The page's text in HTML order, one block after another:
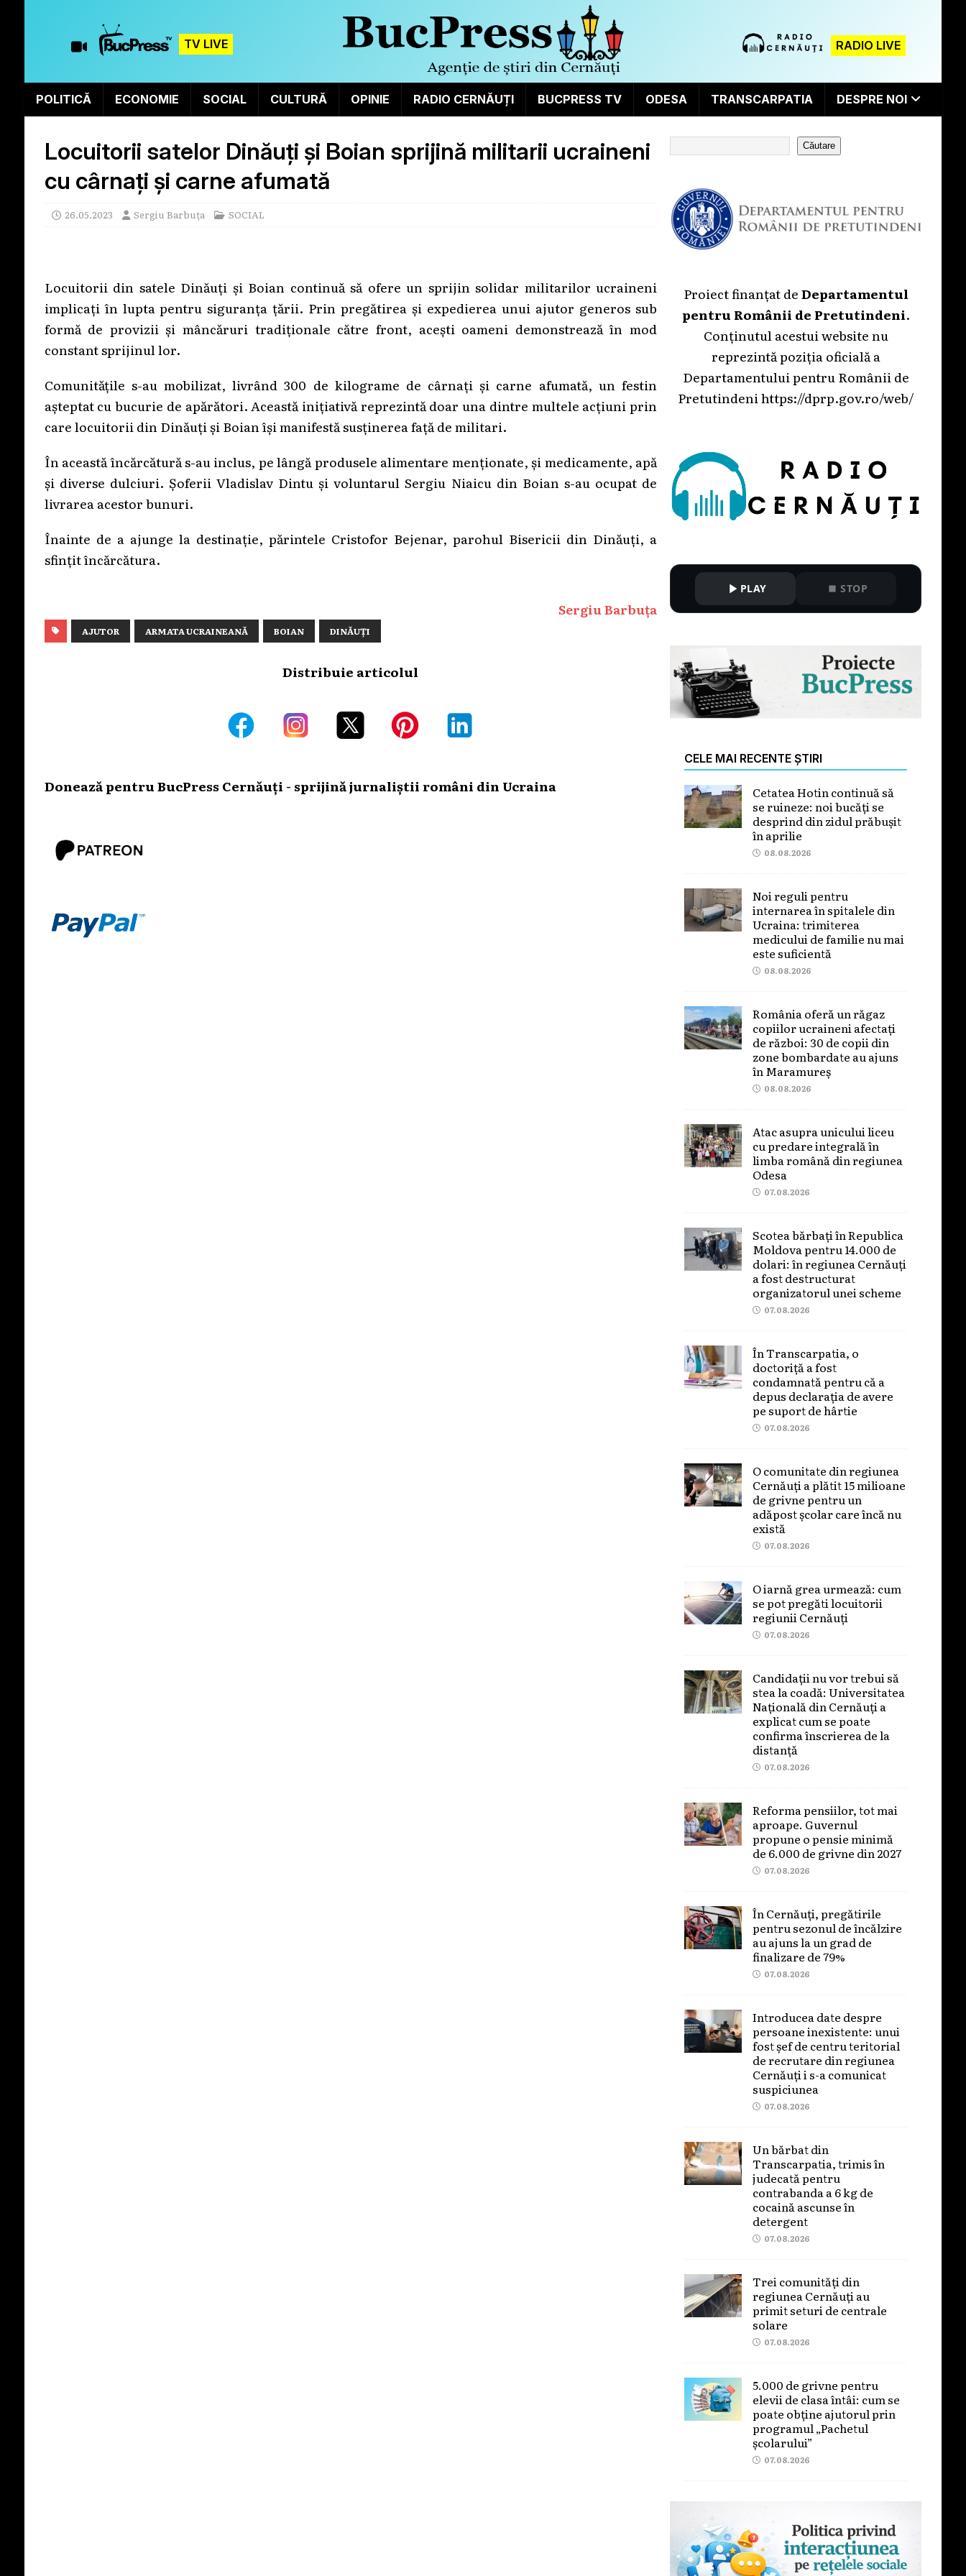
TV LIVE RADIO LIVE
POLITICĂ ECONOMIE SOCIAL CULTURĂ OPINIE RADIO CERNĂUȚI BUCPRESS TV ODESA TRANSCARPATIA DESPRE NOI
Locuitorii satelor Dinăuți și Boian sprijină militarii ucraineni
cu cârnați și carne afumată
26.05.2023 Sergiu Barbuța SOCIAL
Locuitorii din satele Dinăuți și Boian continuă să ofere un sprijin solidar militarilor ucraineni
implicați în lupta pentru siguranța țării. Prin pregătirea și expedierea unui ajutor generos sub
formă de provizii și mâncăruri tradiționale către front, acești oameni demonstrează în mod
constant sprijinul lor.
Comunitățile s-au mobilizat, livrând 300 de kilograme de cârnați și carne afumată, un festin
așteptat cu bucurie de apărători. Această inițiativă reprezintă doar una dintre multele acțiuni prin
care locuitorii din Dinăuți și Boian își manifestă susținerea față de militari.
În această încărcătură s-au inclus, pe lângă produsele alimentare menționate, și medicamente, apă
și diverse dulciuri. Șoferii Vladislav Dintu și voluntarul Sergiu Niaicu din Boian s-au ocupat de
livrarea acestor bunuri.
Înainte de a ajunge la destinație, părintele Cristofor Bejenar, parohul Bisericii din Dinăuți, a
sfințit încărcătura.
Sergiu Barbuța
AJUTOR ARMATA UCRAINEANĂ BOIAN DINĂUȚI
Distribuie articolul
Donează pentru BucPress Cernăuți - sprijină jurnaliștii români din Ucraina
Căutare
Proiect finanțat deDepartamentul
pentru Românii de Pretutindeni.
Conținutul acestui website nu
reprezintă poziția oficială a
Departamentului pentru Românii de
Pretutindenihttps://dprp.gov.ro/web/
PLAY STOP
CELE MAI RECENTE ȘTIRI
Cetatea Hotin continuă să
se ruineze: noi bucăți se
desprind din zidul prăbușit
în aprilie
08.08.2026
Noi reguli pentru
internarea în spitalele din
Ucraina: trimiterea
medicului de familie nu mai
este suficientă
08.08.2026
România oferă un răgaz
copiilor ucraineni afectați
de război: 30 de copii din
zone bombardate au ajuns
în Maramureș
08.08.2026
Atac asupra unicului liceu
cu predare integrală în
limba română din regiunea
Odesa
07.08.2026
Scotea bărbați în Republica
Moldova pentru 14.000 de
dolari: în regiunea Cernăuți
a fost destructurat
organizatorul unei scheme
07.08.2026
În Transcarpatia, o
doctoriță a fost
condamnată pentru că a
depus declarația de avere
pe suport de hârtie
07.08.2026
O comunitate din regiunea
Cernăuți a plătit 15 milioane
de grivne pentru un
adăpost școlar care încă nu
există
07.08.2026
O iarnă grea urmează: cum
se pot pregăti locuitorii
regiunii Cernăuți
07.08.2026
Candidații nu vor trebui să
stea la coadă: Universitatea
Națională din Cernăuți a
explicat cum se poate
confirma înscrierea de la
distanță
07.08.2026
Reforma pensiilor, tot mai
aproape. Guvernul
propune o pensie minimă
de 6.000 de grivne din 2027
07.08.2026
În Cernăuți, pregătirile
pentru sezonul de încălzire
au ajuns la un grad de
finalizare de 79%
07.08.2026
Introducea date despre
persoane inexistente: unui
fost șef de centru teritorial
de recrutare din regiunea
Cernăuți i s-a comunicat
suspiciunea
07.08.2026
Un bărbat din
Transcarpatia, trimis în
judecată pentru
contrabanda a 6 kg de
cocaină ascunse în
detergent
07.08.2026
Trei comunități din
regiunea Cernăuți au
primit seturi de centrale
solare
07.08.2026
5.000 de grivne pentru
elevii de clasa întâi: cum se
poate obține ajutorul prin
programul „Pachetul
școlarului”
07.08.2026